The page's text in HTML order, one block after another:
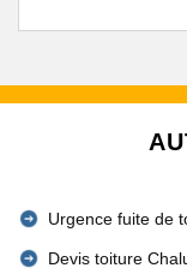
Urgence fuite de
Devis toiture